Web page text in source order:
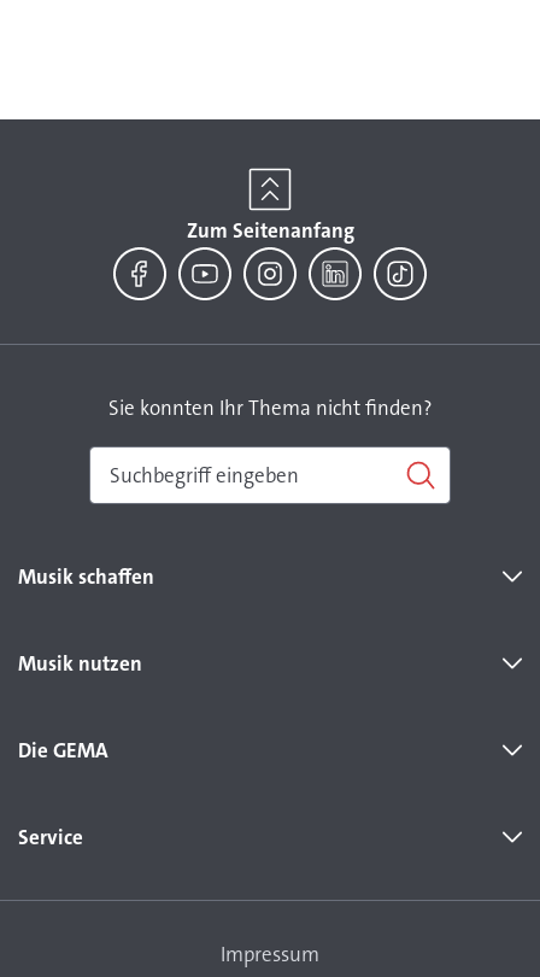
Zum Seitenanfang
Sie konnten Ihr Thema nicht finden?
Musik schaffen
Musik nutzen
Die GEMA
Service
Impressum